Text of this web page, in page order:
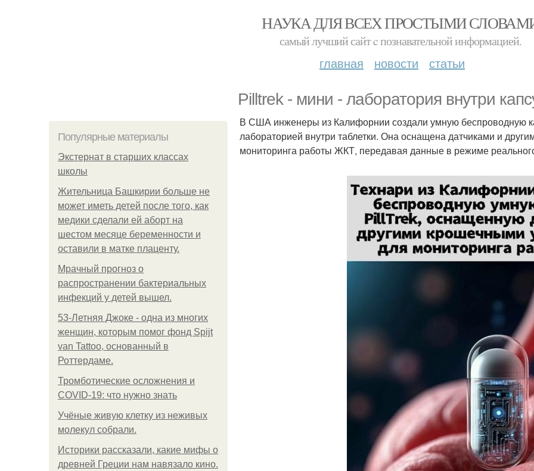
НАУКА ДЛЯ ВСЕХ ПРОСТЫМИ
самый лучший сайт c познавательной информацией.
главная новости статьи
Pilltrek - мини - лаборатория внутри
Популярные материалы
Экстернат в старших классах
школы
Жительница Башкирии больше не
может иметь детей после того, как
медики сделали ей аборт на
шестом месяце беременности и
оставили в матке плаценту.
Мрачный прогноз о
распространении бактериальных
инфекций у детей вышел.
53-Летняя Джоке - одна из многих
женщин, которым помог фонд Spijt
van Tattoo, основанный в
Роттердаме.
Тромботические осложнения и
COVID-19: что нужно знать
Учёные живую клетку из неживых
молекул собрали.
Историки рассказали, какие мифы о
древней Греции нам навязало кино.
В США инженеры из Калифорнии создали умную беспроводную
лабораторией внутри таблетки. Она оснащена датчиками и
мониторинга работы ЖКТ, передавая данные в режиме